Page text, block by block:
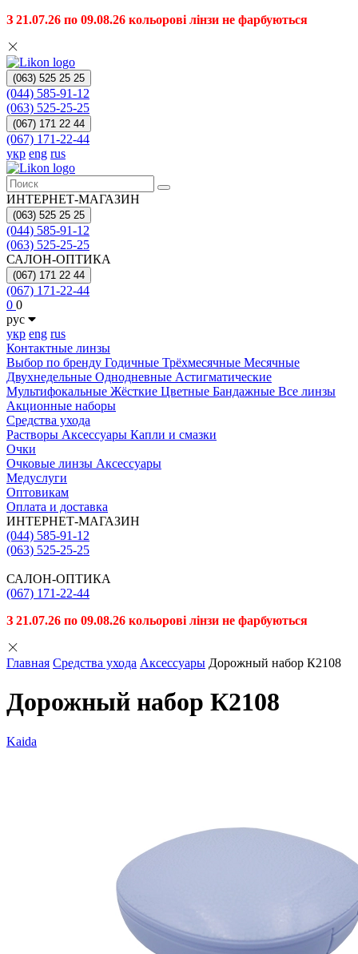
З 21.07.26 по 09.08.26 кольорові лінзи не фарбуються
(063) 525 25 25
(044) 585-91-12
(063) 525-25-25
(067) 171 22 44
(067) 171-22-44
укр eng rus
ИНТЕРНЕТ-МАГАЗИН
(063) 525 25 25
(044) 585-91-12
(063) 525-25-25
САЛОН-ОПТИКА
(067) 171 22 44
(067) 171-22-44
0 0
рус
укр eng rus
Контактные линзы
Выбор по бренду Годичные Трёхмесячные Месячные
Двухнедельные Однодневные Астигматические
Мультифокальные Жёсткие Цветные Бандажные Все линзы
Акционные наборы
Средства ухода
Растворы Аксессуары Капли и смазки
Очки
Очковые линзы Аксессуары
Медуслуги
Оптовикам
Оплата и доставка
ИНТЕРНЕТ-МАГАЗИН
(044) 585-91-12
(063) 525-25-25
САЛОН-ОПТИКА
(067) 171-22-44
З 21.07.26 по 09.08.26 кольорові лінзи не фарбуються
Главная Средства ухода Аксессуары Дорожный набор К2108
Дорожный набор К2108
Kaida